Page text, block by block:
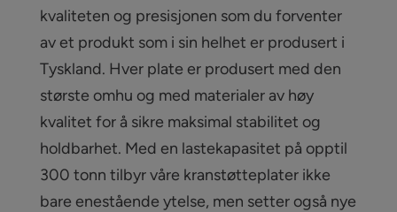
kvaliteten og presisjonen som du forventer
av et produkt som i sin helhet er produsert i
Tyskland. Hver plate er produsert med den
største omhu og med materialer av høy
kvalitet for å sikre maksimal stabilitet og
holdbarhet. Med en lastekapasitet på opptil
300 tonn tilbyr våre kranstøtteplater ikke
bare enestående ytelse, men setter også nye